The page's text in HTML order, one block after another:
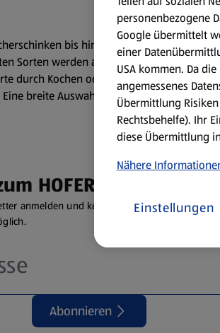
bis hin zur Salami - in
Sorten werden auch Getreide, Gemüse,
durch Kochen oder Backen gegart oder
breite Auswahl an Wurstprodukten
HOFER Newsletter
anmelden und keine Angebote mehr
Abonnieren
personenbezogene
Google übermittelt
einer
USA kommen. Da
angemessenes
Übermittlung
Rechtsbehelfe). Ihr
diese Übermittlung
Nähere
Einstellungen